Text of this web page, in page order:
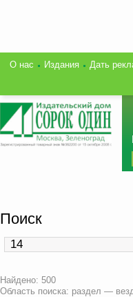
О нас Издания Дать
Поиск
Найдено: 500
Область поиска: раздел —